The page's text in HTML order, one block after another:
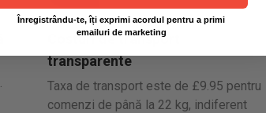
Costuri de transport
transparente
Taxa de transport este de £9.95 pentru
comenzi de până la 22 kg, indiferent
Înregistrându-te, îți exprimi acordul pentru a primi
emailuri de marketing